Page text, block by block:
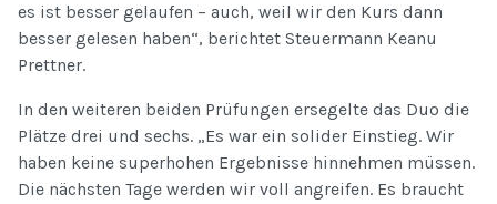
es ist besser gelaufen – auch, weil wir den Kurs dann
besser gelesen haben“, berichtet Steuermann Keanu
Prettner.
In den weiteren beiden Prüfungen ersegelte das Duo die
Plätze drei und sechs. „Es war ein solider Einstieg. Wir
haben keine superhohen Ergebnisse hinnehmen müssen.
Die nächsten Tage werden wir voll angreifen. Es braucht